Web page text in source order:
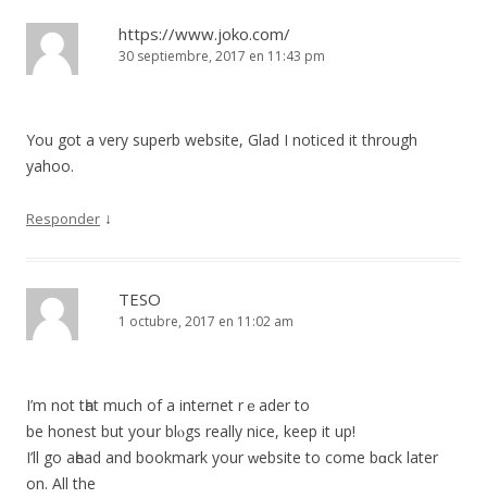
https://www.joko.com/
30 septiembre, 2017 en 11:43 pm
You got a very superb website, Glad I noticed it through
yahoo.
Responder ↓
TESO
1 octubre, 2017 en 11:02 am
I’m not tһat much of a internet rｅader to
be honest but yoսr blⲟgs really nice, keep it up!
I’ll go aһead and bookmark your ԝebsіte to come bɑck later
on. All thе